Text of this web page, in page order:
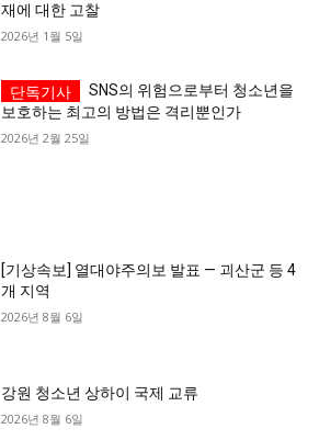
재에 대한 고찰
2026년 1월 5일
SNS의 위험으로부터 청소년을
보호하는 최고의 방법은 격리뿐인가
2026년 2월 25일
[기상속보] 열대야주의보 발표 — 괴산군 등 4
개 지역
2026년 8월 6일
강원 청소년 상하이 국제 교류
2026년 8월 6일